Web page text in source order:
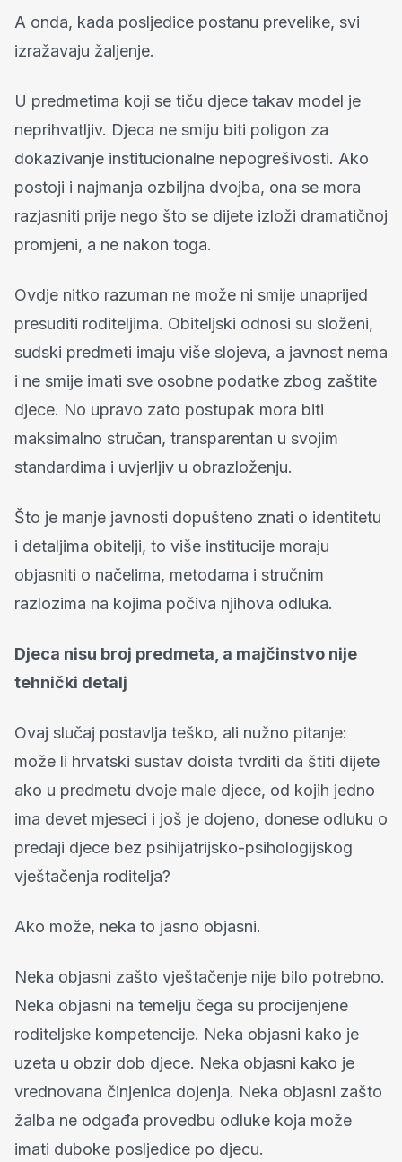
A onda, kada posljedice postanu prevelike, svi
izražavaju žaljenje.
U predmetima koji se tiču djece takav model je
neprihvatljiv. Djeca ne smiju biti poligon za
dokazivanje institucionalne nepogrešivosti. Ako
postoji i najmanja ozbiljna dvojba, ona se mora
razjasniti prije nego što se dijete izloži dramatičnoj
promjeni, a ne nakon toga.
Ovdje nitko razuman ne može ni smije unaprijed
presuditi roditeljima. Obiteljski odnosi su složeni,
sudski predmeti imaju više slojeva, a javnost nema
i ne smije imati sve osobne podatke zbog zaštite
djece. No upravo zato postupak mora biti
maksimalno stručan, transparentan u svojim
standardima i uvjerljiv u obrazloženju.
Što je manje javnosti dopušteno znati o identitetu
i detaljima obitelji, to više institucije moraju
objasniti o načelima, metodama i stručnim
razlozima na kojima počiva njihova odluka.
Djeca nisu broj predmeta, a majčinstvo nije
tehnički detalj
Ovaj slučaj postavlja teško, ali nužno pitanje:
može li hrvatski sustav doista tvrditi da štiti dijete
ako u predmetu dvoje male djece, od kojih jedno
ima devet mjeseci i još je dojeno, donese odluku o
predaji djece bez psihijatrijsko-psihologijskog
vještačenja roditelja?
Ako može, neka to jasno objasni.
Neka objasni zašto vještačenje nije bilo potrebno.
Neka objasni na temelju čega su procijenjene
roditeljske kompetencije. Neka objasni kako je
uzeta u obzir dob djece. Neka objasni kako je
vrednovana činjenica dojenja. Neka objasni zašto
žalba ne odgađa provedbu odluke koja može
imati duboke posljedice po djecu.